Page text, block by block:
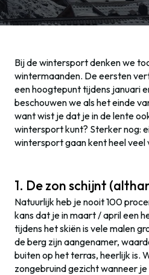
Bij de wintersport denken we
wintermaanden. De eersten
een hoogtepunt tijdens januari
beschouwen we als het einde
want wist je dat je in de lente
wintersport kunt? Sterker nog:
wintersport gaan kent heel veel
1. De zon schijnt
Natuurlijk heb je nooit 100
kans dat je in maart / april een
tijdens het skiën is vele malen
de berg zijn aangenamer,
buiten op het terras, heerlijk is.
zongebruind gezicht wanneer